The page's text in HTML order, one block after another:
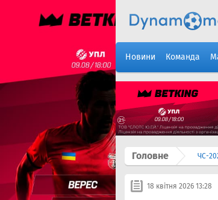
Новини Команда
Головне ЧС-
18 квітня 2026 13:28